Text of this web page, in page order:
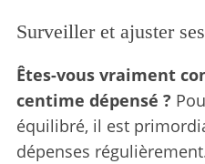
Surveiller et ajuster
Êtes-vous vraiment
centime dépensé ?
équilibré, il est
dépenses